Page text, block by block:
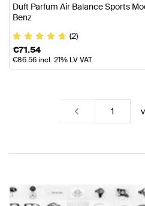
Duft Parfum Air Balance Sports
Benz
(2)
€71.54
€86.56incl. 21% LV VAT